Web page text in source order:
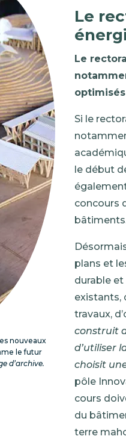
nouveaux
le futur
d’archive.
Le
Le
Si le
le début
concours
plans et
durable
existants,
travaux,
construit
d’utiliser
choisit
pôle
cours
du
terre